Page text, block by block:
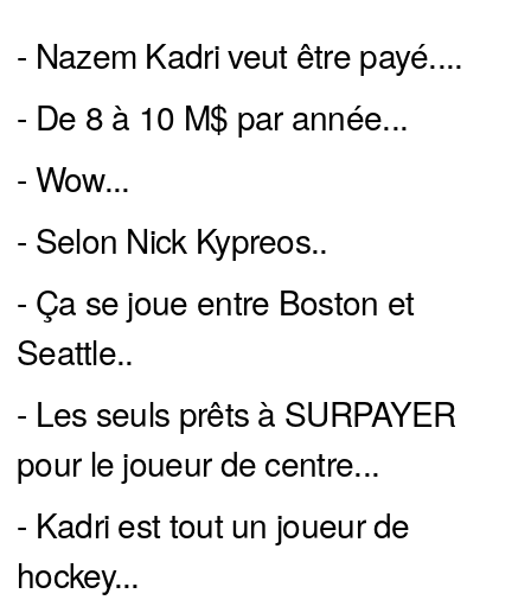
- Nazem Kadri veut être payé....
- De 8 à 10 M$ par année...
- Wow...
- Selon Nick Kypreos..
- Ça se joue entre Boston et
Seattle..
- Les seuls prêts à SURPAYER
pour le joueur de centre...
- Kadri est tout un joueur de
hockey...